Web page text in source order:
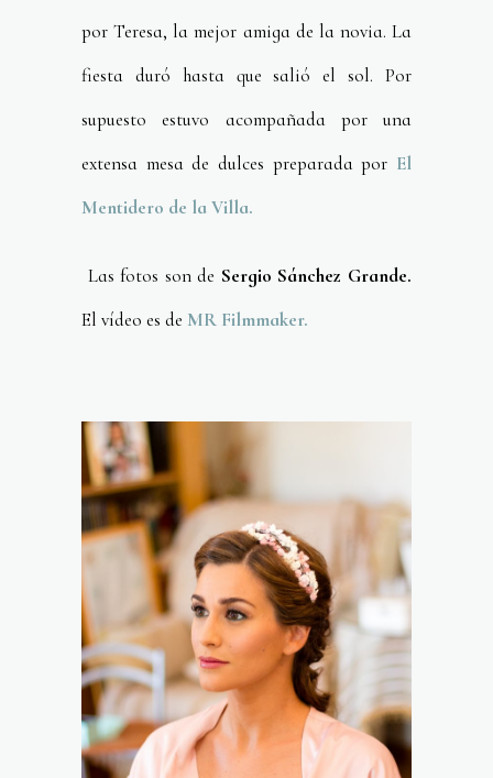
por Teresa, la mejor amiga de la novia. La
fiesta duró hasta que salió el sol. Por
supuesto estuvo acompañada por una
extensa mesa de dulces preparada por El
Mentidero de la Villa.
Las fotos son de Sergio Sánchez Grande.
El vídeo es de MR Filmmaker.